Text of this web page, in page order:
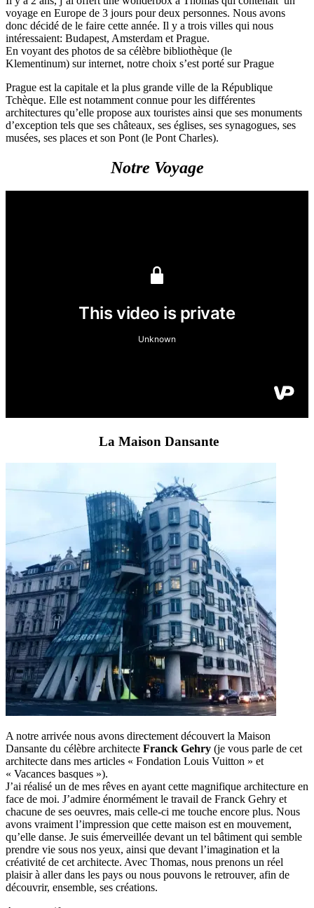
voyage en Europe de 3 jours pour deux personnes. Nous avons
donc décidé de le faire cette année. Il y a trois villes qui nous
intéressaient: Budapest, Amsterdam et Prague.
En voyant des photos de sa célèbre bibliothèque (le
Klementinum) sur internet, notre choix s’est porté sur Prague
Prague est la capitale et la plus grande ville de la République
Tchèque. Elle est notamment connue pour les différentes
architectures qu’elle propose aux touristes ainsi que ses monuments
d’exception tels que ses châteaux, ses églises, ses synagogues, ses
musées, ses places et son Pont (le Pont Charles).
Notre Voyage
La Maison Dansante
A notre arrivée nous avons directement découvert la Maison
Dansante du célèbre architecte Franck Gehry (je vous parle de cet
architecte dans mes articles « Fondation Louis Vuitton » et
« Vacances basques »).
J’ai réalisé un de mes rêves en ayant cette magnifique architecture en
face de moi. J’admire énormément le travail de Franck Gehry et
chacune de ses oeuvres, mais celle-ci me touche encore plus. Nous
avons vraiment l’impression que cette maison est en mouvement,
qu’elle danse. Je suis émerveillée devant un tel bâtiment qui semble
prendre vie sous nos yeux, ainsi que devant l’imagination et la
créativité de cet architecte. Avec Thomas, nous prenons un réel
plaisir à aller dans les pays ou nous pouvons le retrouver, afin de
découvrir, ensemble, ses créations.